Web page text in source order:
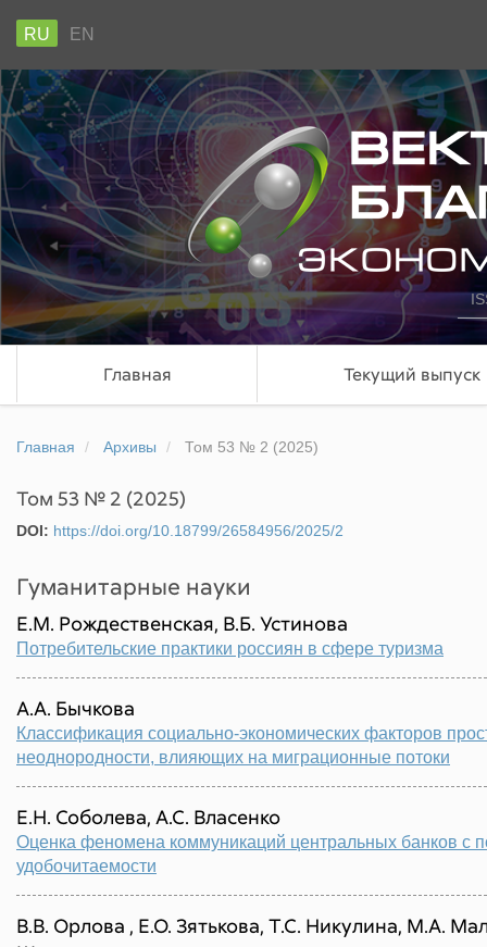
RU EN
Главная Текущий выпуск
Главная Архивы Том 53 № 2 (2025)
Том 53 № 2 (2025)
DOI: https://doi.org/10.18799/26584956/2025/2
Гуманитарные науки
Е.М. Рождественская, В.Б. Устинова
Потребительские практики россиян в сфере туризма
А.А. Бычкова
Классификация социально‐экономических факторов
неоднородности, влияющих на миграционные потоки
Е.Н. Соболева, А.С. Власенко
Оценка феномена коммуникаций центральных банков с
удобочитаемости
В.В. Орлова , Е.О. Зятькова, Т.С. Никулина, М.А.